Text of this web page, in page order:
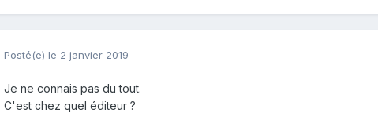
Posté(e) le 2 janvier 2019
Je ne connais pas du tout.
C'est chez quel éditeur ?